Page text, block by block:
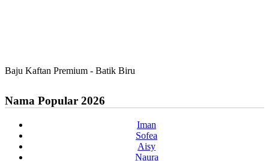
Baju Kaftan Premium - Batik Biru
Nama Popular 2026
Iman
Sofea
Aisy
Naura